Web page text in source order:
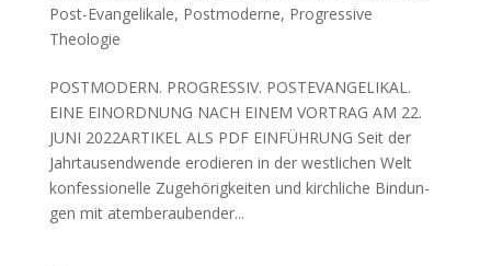
Post-Evangelikale, Postmoderne, Progressive
Theologie
POSTMODERN. PROGRESSIV. POSTEVANGELIKAL.
EINE EINORDNUNG NACH EINEM VORTRAG AM 22.
JUNI 2022ARTIKEL ALS PDF EINFÜHRUNG Seit der
Jahrtausendwende erodieren in der west­lichen Welt
kon­fes­sionelle Zuge­hörigkeit­en und kirch­liche Bindun­
gen mit atem­ber­auben­der...